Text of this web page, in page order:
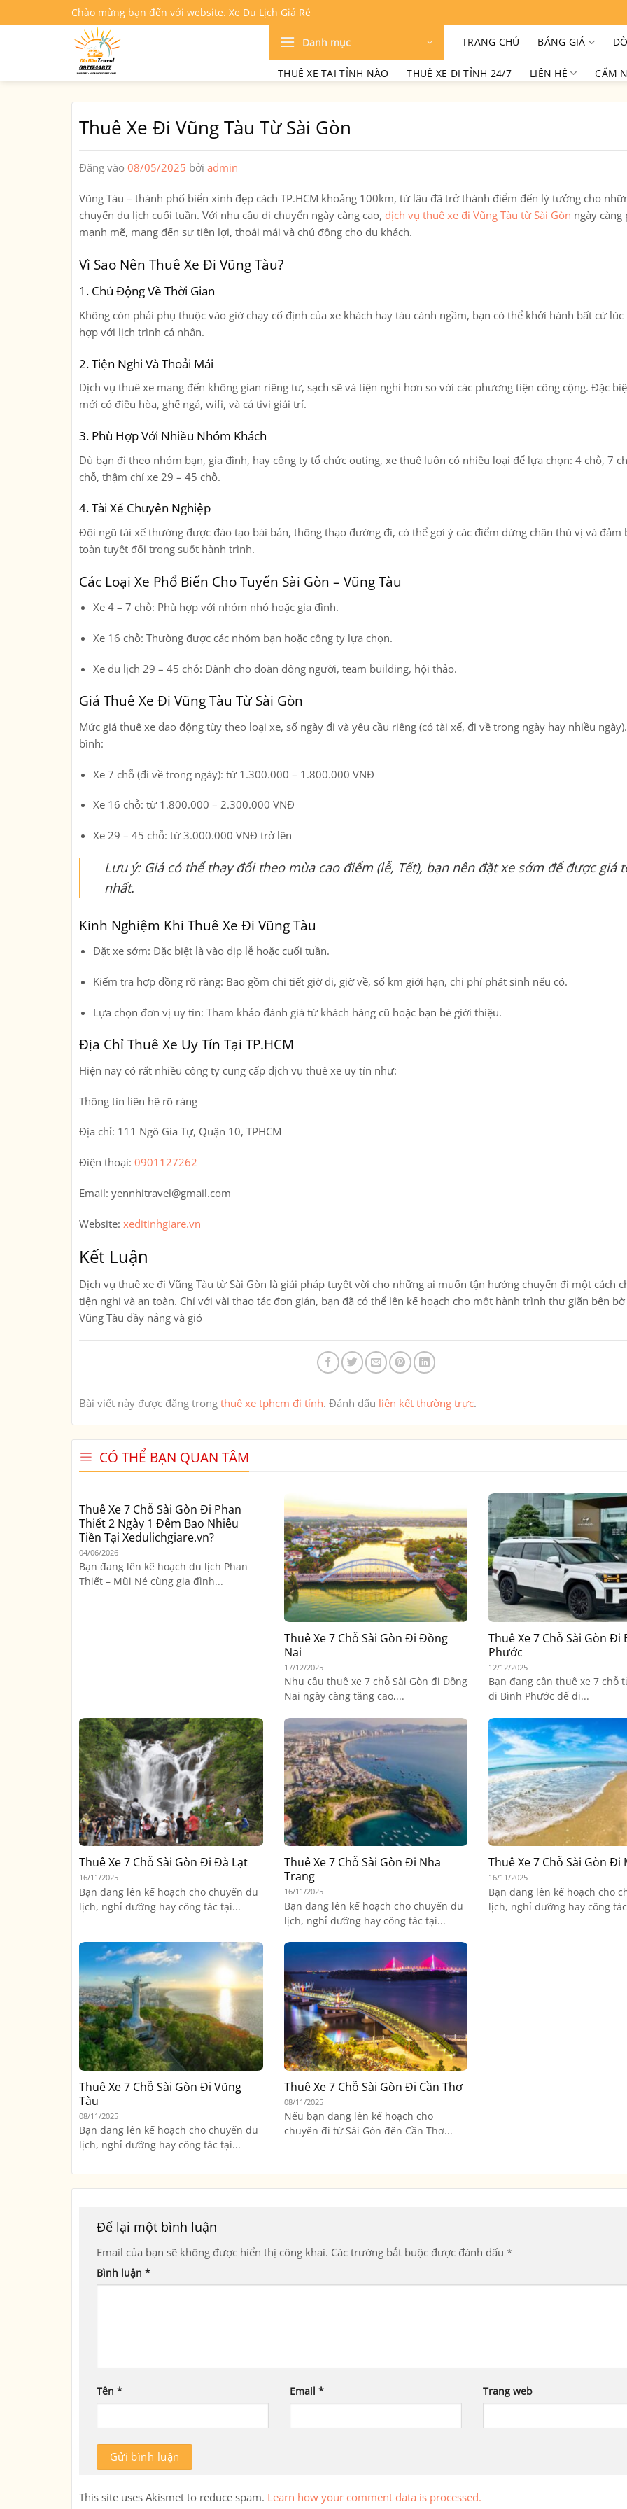
qua
Chào mừng bạn đến với website. Xe Du Lịch Giá Rẻ
Danh mục TRANG CHỦ BẢNG GIÁ
THUÊ XE TẠI TỈNH NÀO THUÊ XE ĐI TỈNH 24/7 LIÊN HỆ CẨM
Thuê Xe Đi Vũng Tàu Từ Sài Gòn
Đăng vào 08/05/2025 bởi admin
Vũng Tàu – thành phố biển xinh đẹp cách TP.HCM khoảng 100km, từ lâu đã trở thành điểm đến lý tưởng cho
chuyến du lịch cuối tuần. Với nhu cầu di chuyển ngày càng cao, dịch vụ thuê xe đi Vũng Tàu từ Sài Gòn ngày càng
mạnh mẽ, mang đến sự tiện lợi, thoải mái và chủ động cho du khách.
Vì Sao Nên Thuê Xe Đi Vũng Tàu?
1. Chủ Động Về Thời Gian
Không còn phải phụ thuộc vào giờ chạy cố định của xe khách hay tàu cánh ngầm, bạn có thể khởi hành bất cứ lúc
hợp với lịch trình cá nhân.
2.Tiện Nghi Và Thoải Mái
Dịch vụ thuê xe mang đến không gian riêng tư, sạch sẽ và tiện nghi hơn so với các phương tiện công cộng. Đặc
mới có điều hòa, ghế ngả, wifi, và cả tivi giải trí.
3. Phù Hợp Với Nhiều Nhóm Khách
Dù bạn đi theo nhóm bạn, gia đình, hay công ty tổ chức outing, xe thuê luôn có nhiều loại để lựa chọn: 4 chỗ, 7
chỗ, thậm chí xe 29 – 45 chỗ.
4.Tài Xế Chuyên Nghiệp
Đội ngũ tài xế thường được đào tạo bài bản, thông thạo đường đi, có thể gợi ý các điểm dừng chân thú vị và đảm
toàn tuyệt đối trong suốt hành trình.
Các Loại Xe Phổ Biến Cho Tuyến Sài Gòn – Vũng Tàu
Xe 4 – 7 chỗ: Phù hợp với nhóm nhỏ hoặc gia đình.
Xe 16 chỗ: Thường được các nhóm bạn hoặc công ty lựa chọn.
Xe du lịch 29 – 45 chỗ: Dành cho đoàn đông người, team building, hội thảo.
Giá Thuê Xe Đi Vũng Tàu Từ Sài Gòn
Mức giá thuê xe dao động tùy theo loại xe, số ngày đi và yêu cầu riêng (có tài xế, đi về trong ngày hay nhiều
bình:
Xe 7 chỗ (đi về trong ngày): từ 1.300.000 – 1.800.000 VNĐ
Xe 16 chỗ: từ 1.800.000 – 2.300.000 VNĐ
Xe 29 – 45 chỗ: từ 3.000.000 VNĐ trở lên
Lưu ý: Giá có thể thay đổi theo mùa cao điểm (lễ, Tết), bạn nên đặt xe sớm để được giá
nhất.
Kinh Nghiệm Khi Thuê Xe Đi Vũng Tàu
Đặt xe sớm: Đặc biệt là vào dịp lễ hoặc cuối tuần.
Kiểm tra hợp đồng rõ ràng: Bao gồm chi tiết giờ đi, giờ về, số km giới hạn, chi phí phát sinh nếu có.
Lựa chọn đơn vị uy tín: Tham khảo đánh giá từ khách hàng cũ hoặc bạn bè giới thiệu.
Địa Chỉ Thuê Xe Uy Tín Tại TP.HCM
Hiện nay có rất nhiều công ty cung cấp dịch vụ thuê xe uy tín như:
Thông tin liên hệ rõ ràng
Địa chỉ: 111 Ngô Gia Tự, Quận 10, TPHCM
Điện thoại: 0901127262
Email: yennhitravel@gmail.com
Website: xeditinhgiare.vn
Kết Luận
Dịch vụ thuê xe đi Vũng Tàu từ Sài Gòn là giải pháp tuyệt vời cho những ai muốn tận hưởng chuyến đi một cách
tiện nghi và an toàn. Chỉ với vài thao tác đơn giản, bạn đã có thể lên kế hoạch cho một hành trình thư giãn bên
Vũng Tàu đầy nắng và gió
Bài viết này được đăng trong thuê xe tphcm đi tỉnh. Đánh dấu liên kết thường trực.
CÓ THỂ BẠN QUAN TÂM
Thuê Xe 7 Chỗ Sài Gòn Đi Phan
Thiết 2 Ngày 1 Đêm Bao Nhiêu
Tiền Tại Xedulichgiare.vn?
04/06/2026
Bạn đang lên kế hoạch du lịch Phan
Thiết – Mũi Né cùng gia đình...
Thuê Xe 7 Chỗ Sài Gòn Đi Đồng
Nai
17/12/2025
Nhu cầu thuê xe 7 chỗ Sài Gòn đi Đồng
Nai ngày càng tăng cao,...
Thuê Xe 7 Chỗ Sài Gòn Đi
Phước
12/12/2025
Bạn đang cần thuê xe 7 chỗ
đi Bình Phước để đi...
Thuê Xe 7 Chỗ Sài Gòn Đi Đà Lạt
16/11/2025
Bạn đang lên kế hoạch cho chuyến du
lịch, nghỉ dưỡng hay công tác tại...
Thuê Xe 7 Chỗ Sài Gòn Đi Nha
Trang
16/11/2025
Bạn đang lên kế hoạch cho chuyến du
lịch, nghỉ dưỡng hay công tác tại...
Thuê Xe 7 Chỗ Sài Gòn Đi
16/11/2025
Bạn đang lên kế hoạch cho
lịch, nghỉ dưỡng hay công
Thuê Xe 7 Chỗ Sài Gòn Đi Vũng
Tàu
08/11/2025
Bạn đang lên kế hoạch cho chuyến du
lịch, nghỉ dưỡng hay công tác tại...
Thuê Xe 7 Chỗ Sài Gòn Đi Cần Thơ
08/11/2025
Nếu bạn đang lên kế hoạch cho
chuyến đi từ Sài Gòn đến Cần Thơ...
Để lại một bình luận
Email của bạn sẽ không được hiển thị công khai. Các trường bắt buộc được đánh dấu *
Bình luận *
Tên * Email * Trang web
This site uses Akismet to reduce spam. Learn how your comment data is processed.